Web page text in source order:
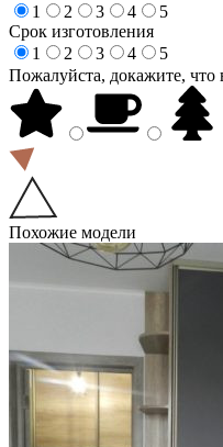
1
2 3 4
5
Срок изготовления
1
2 3 4
5
Пожалуйста, докажите, что
Похожие модели